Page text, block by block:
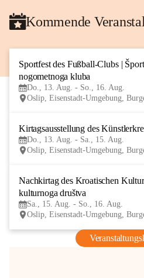
Kommende
Sportfest des Fußball-Clubs |
nogometnoga kluba
Do., 13. Aug. - So., 16. Aug.
Oslip, Eisenstadt-Umgebung,
Kirtagsausstellung des
Do., 13. Aug. - Sa., 15. Aug.
Oslip, Eisenstadt-Umgebung,
Nachkirtag des Kroatischen
kulturnoga društva
Sa., 15. Aug. - So., 16. Aug.
Oslip, Eisenstadt-Umgebung,